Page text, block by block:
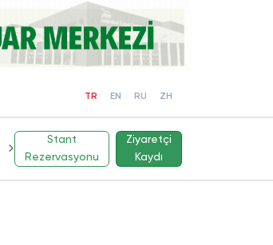
TR EN RU ZH
Stant
Rezervasyonu
Ziyaretçi
Kaydı